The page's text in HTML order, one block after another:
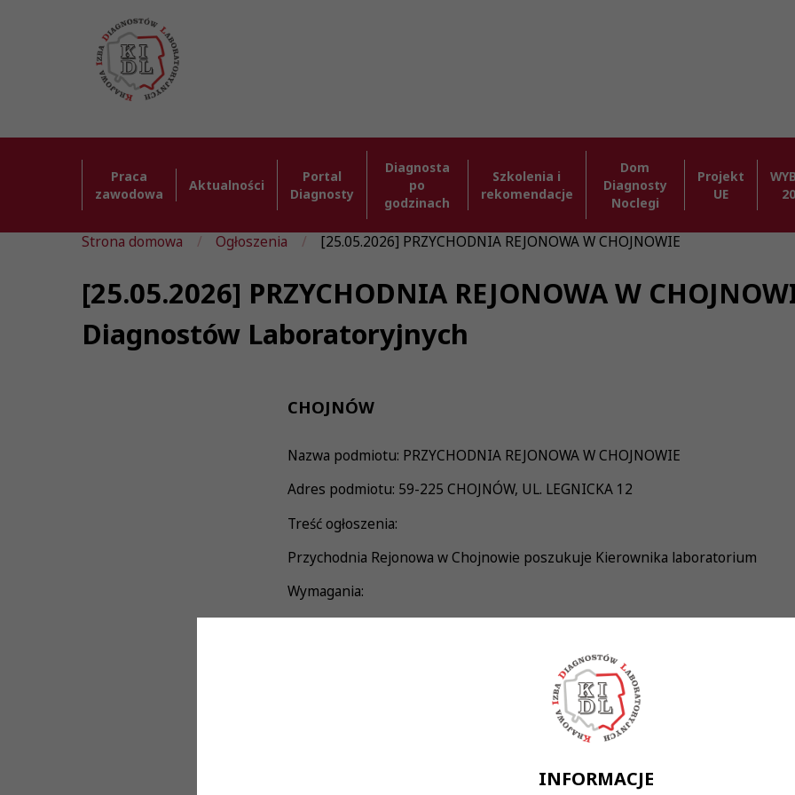
Praca
zawodowa
Aktualności
Portal
Diagnosty
Diagnosta
po
godzinach
Szkolenia i
rekomendacje
Dom
Diagnosty
Noclegi
Projekt
UE
INFORMACJE
Strona domowa Ogłoszenia [25.05.2026] PRZYCHODNIA REJONOWA W CHOJNOWIE
[25.05.2026] PRZYCHODNIA REJONOWA W
Diagnostów Laboratoryjnych
CHOJNÓW
Nazwa podmiotu: PRZYCHODNIA REJONOWA W CHOJNOWIE
Adres podmiotu: 59-225 CHOJNÓW, UL. LEGNICKA 12
Treść ogłoszenia:
Przychodnia Rejonowa w Chojnowie poszukuje Kierownika laboratorium
Wymagania:
Doświadczenie w pracy w laboratorium diagnostycznym,
Doświadczenie na stanowisku kierownika laboratorium;
Kierowanie pracą laboratorium oraz podległym personelem;